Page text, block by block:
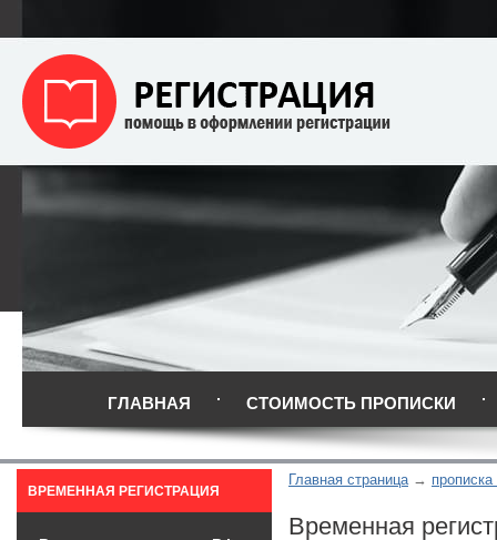
ГЛАВНАЯ СТОИМОСТЬ ПРОПИСКИ
Главная страница
Временная
ВРЕМЕННАЯ РЕГИСТРАЦИЯ